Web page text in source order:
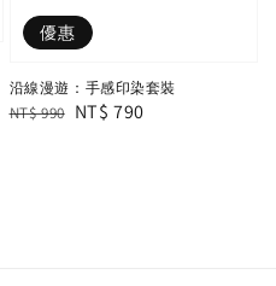
優惠
沿線漫遊：手感印染套裝
Regular
NT$ 990 Sale
NT$ 790